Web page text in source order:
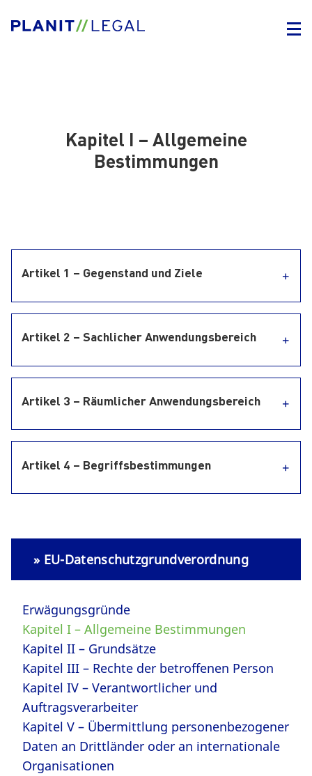
Kapitel I – Allgemeine
Bestimmungen
Artikel 1 – Gegenstand und Ziele
Artikel 2 – Sachlicher Anwendungsbereich
Artikel 3 – Räumlicher Anwendungsbereich
Artikel 4 – Begriffsbestimmungen
» EU-Datenschutzgrundverordnung
Erwägungsgründe
Kapitel I – Allgemeine Bestimmungen
Kapitel II – Grundsätze
Kapitel III – Rechte der betroffenen Person
Kapitel IV – Verantwortlicher und
Auftragsverarbeiter
Kapitel V – Übermittlung personenbezogener
Daten an Drittländer oder an internationale
Organisationen